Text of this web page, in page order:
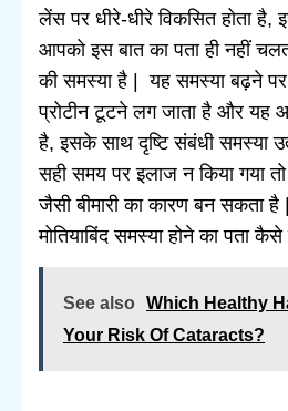
लेंस पर धीरे-धीरे विकसित होता है,
आपको इस बात का पता ही नहीं
की समस्या है | यह समस्या बढ़ने
प्रोटीन टूटने लग जाता है और
है, इसके साथ दृष्टि संबंधी समस्या
सही समय पर इलाज न किया गया
जैसी बीमारी का कारण बन सकता
मोतियाबिंद समस्या होने का पता
See also
Which Healthy
Your Risk Of Cataracts?